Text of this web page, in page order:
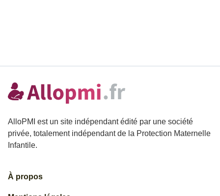
AlloPMI est un site indépendant édité par une société
privée, totalement indépendant de la Protection Maternelle
Infantile.
À propos